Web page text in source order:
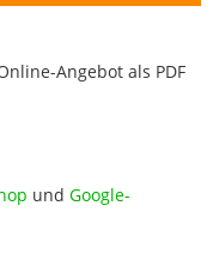
Angebot als PDF
und Google-